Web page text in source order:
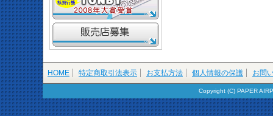
HOME 特定商取引法表示 お支払方法 個人情報の保護 お問
Copyright (C) PAPER